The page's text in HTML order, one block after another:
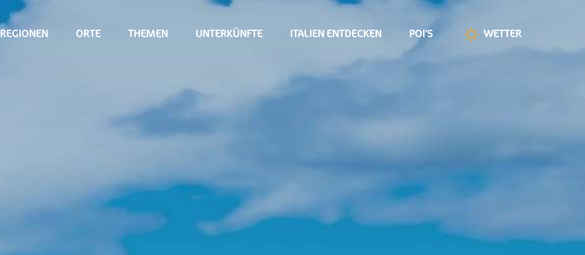
REGIONEN ORTE THEMEN UNTERKÜNFTE ITALIEN ENTDECKEN POI'S WETTER